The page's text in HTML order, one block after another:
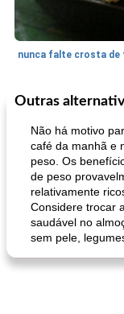
nunca falte crosta
Feriados e Eventos
queijo festivo
Outras
Não há motivo
café da manhã e
peso. Os
de peso
relativamente
Considere trocar
saudável no
sem pele,